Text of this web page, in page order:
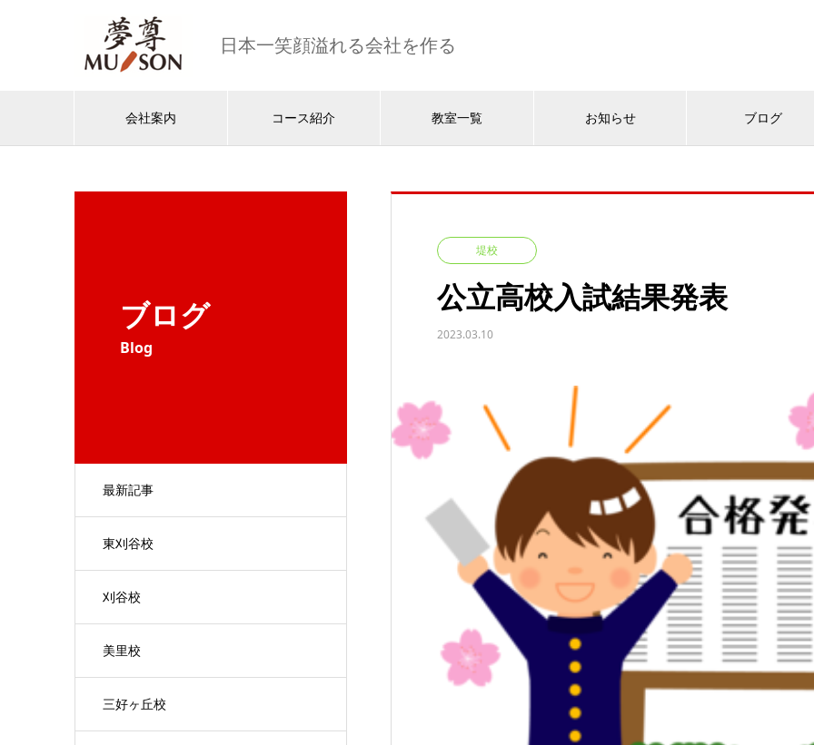
日本一笑顔溢れる会社を作る
会社案内 コース紹介 教室一覧 お知らせ ブログ
ブログ
Blog
最新記事
東刈谷校
刈谷校
美里校
三好ヶ丘校
堤校
公立高校入試結果発表
2023.03.10